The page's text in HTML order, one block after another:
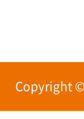
Copyright ©